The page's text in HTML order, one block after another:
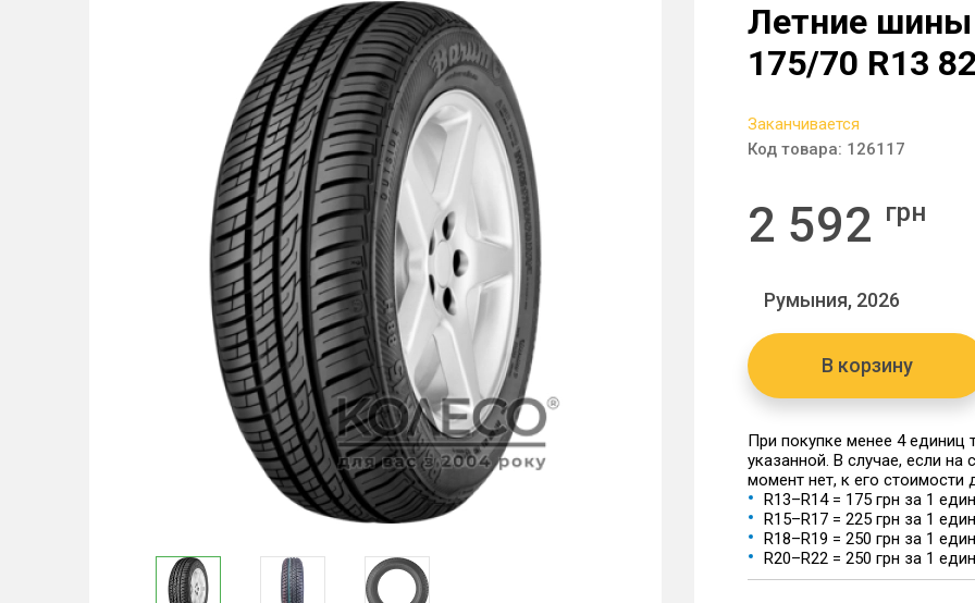
Летние
175/70 R13
Заканчивается
Код товара: 126117
2 592 грн
Румыния, 2026
В корзину
При покупке менее 4
указанной. В случае, если
момент нет, к его стоимости
R13–R14 = 175 грн за 1
R15–R17 = 225 грн за 1
R18–R19 = 250 грн за 1
R20–R22 = 250 грн за 1